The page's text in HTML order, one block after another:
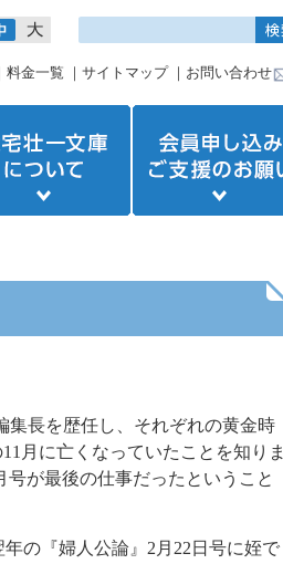
料金一覧 ｜ サイトマップ｜ お問い合わせ
集長を歴任し、それぞれの黄金時
11 月に亡くなっていたことを知りま
号が最後の仕事だったということ
の『婦人公論』 2 月 22 日号に姪で